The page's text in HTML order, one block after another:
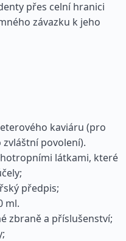
přes celní hranici
závazku k jeho
kaviáru (pro
povolení).
látkami, které
předpis;
ml.
zbraně a příslušenství;